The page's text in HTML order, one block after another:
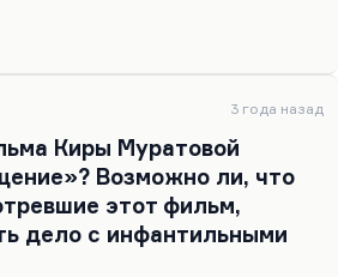
же и картины Хамдамова,
фильма по костюмам.
прием найден, когда
не только свои реплики, но
текста, как бы рефлексируя,
со стороны. Такого
он немножко похож на
3 года назад
Киры Муратовой
Возможно ли, что
этот фильм,
дело с инфантильными